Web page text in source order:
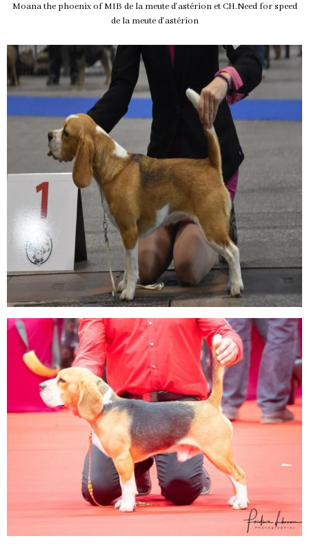
Moana the phoenix of MIB de la meute d'astérion et CH.Need for speed
de la meute d'astérion